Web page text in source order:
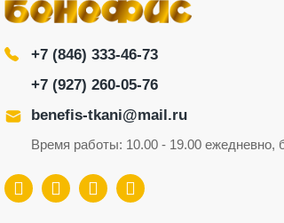
+7 (846) 333-46-73
+7 (927) 260-05-76
benefis-tkani@mail.ru
Время работы: 10.00 - 19.00 ежедневно,